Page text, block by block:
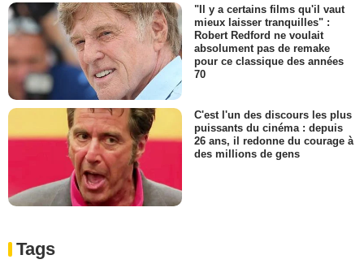
"Il y a certains films qu'il vaut
mieux laisser tranquilles" :
Robert Redford ne voulait
absolument pas de remake
pour ce classique des années
70
C'est l'un des discours les plus
puissants du cinéma : depuis
26 ans, il redonne du courage à
des millions de gens
Tags